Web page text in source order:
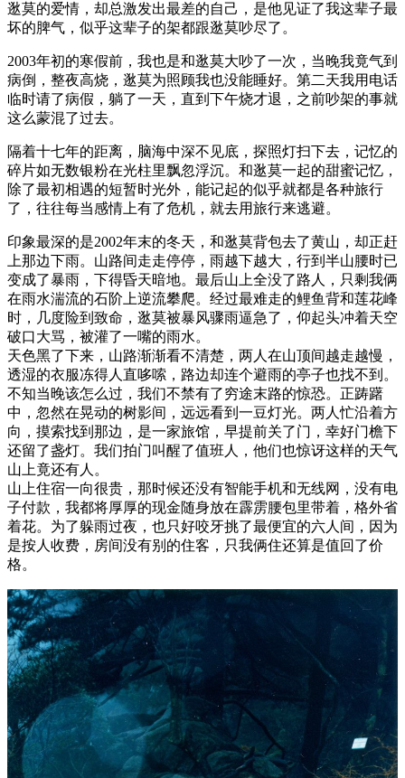
逖莫的爱情，却总激发出最差的自己，是他见证了我这辈子最
坏的脾气，似乎这辈子的架都跟逖莫吵尽了。
2003年初的寒假前，我也是和逖莫大吵了一次，当晚我竟气到
病倒，整夜高烧，逖莫为照顾我也没能睡好。第二天我用电话
临时请了病假，躺了一天，直到下午烧才退，之前吵架的事就
这么蒙混了过去。
隔着十七年的距离，脑海中深不见底，探照灯扫下去，记忆的
碎片如无数银粉在光柱里飘忽浮沉。和逖莫一起的甜蜜记忆，
除了最初相遇的短暂时光外，能记起的似乎就都是各种旅行
了，往往每当感情上有了危机，就去用旅行来逃避。
印象最深的是2002年末的冬天，和逖莫背包去了黄山，却正赶
上那边下雨。山路间走走停停，雨越下越大，行到半山腰时已
变成了暴雨，下得昏天暗地。最后山上全没了路人，只剩我俩
在雨水湍流的石阶上逆流攀爬。经过最难走的鲤鱼背和莲花峰
时，几度险到致命，逖莫被暴风骤雨逼急了，仰起头冲着天空
破口大骂，被灌了一嘴的雨水。
天色黑了下来，山路渐渐看不清楚，两人在山顶间越走越慢，
透湿的衣服冻得人直哆嗦，路边却连个避雨的亭子也找不到。
不知当晚该怎么过，我们不禁有了穷途末路的惊恐。正踌躇
中，忽然在晃动的树影间，远远看到一豆灯光。两人忙沿着方
向，摸索找到那边，是一家旅馆，早提前关了门，幸好门檐下
还留了盏灯。我们拍门叫醒了值班人，他们也惊讶这样的天气
山上竟还有人。
山上住宿一向很贵，那时候还没有智能手机和无线网，没有电
子付款，我都将厚厚的现金随身放在霹雳腰包里带着，格外省
着花。为了躲雨过夜，也只好咬牙挑了最便宜的六人间，因为
是按人收费，房间没有别的住客，只我俩住还算是值回了价
格。